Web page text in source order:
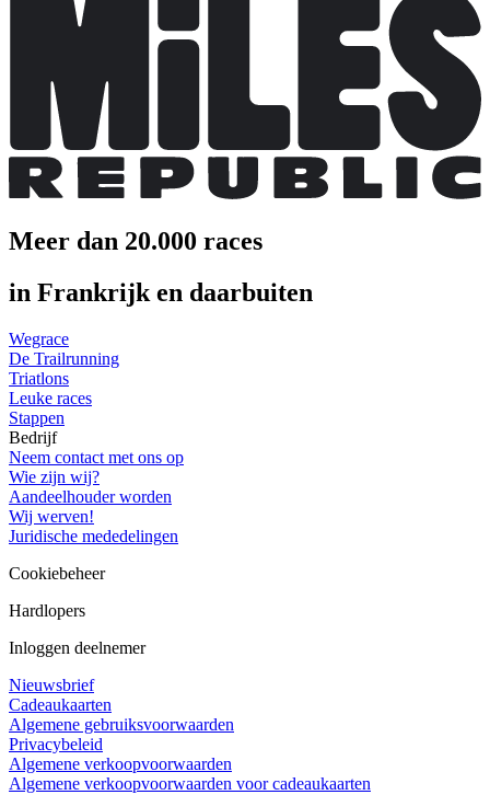
Meer dan 20.000 races
in Frankrijk en daarbuiten
Wegrace
De Trailrunning
Triatlons
Leuke races
Stappen
Bedrijf
Neem contact met ons op
Wie zijn wij?
Aandeelhouder worden
Wij werven!
Juridische mededelingen
Cookiebeheer
Hardlopers
Inloggen deelnemer
Nieuwsbrief
Cadeaukaarten
Algemene gebruiksvoorwaarden
Privacybeleid
Algemene verkoopvoorwaarden
Algemene verkoopvoorwaarden voor cadeaukaarten